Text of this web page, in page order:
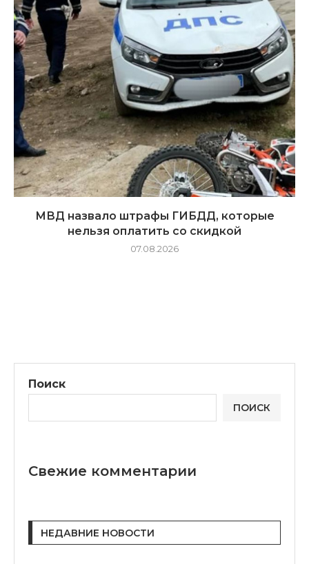
МВД назвало штрафы ГИБДД, которые
нельзя оплатить со скидкой
07.08.2026
Поиск
ПОИСК
Свежие комментарии
НЕДАВНИЕ НОВОСТИ